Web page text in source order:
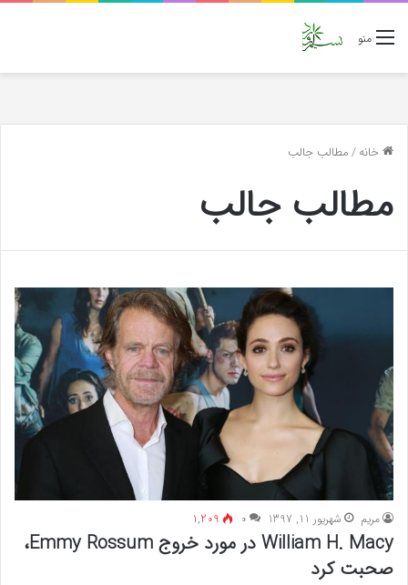
منو
خانه/مطالب جالب
مطالب جالب
مريم شهریور 11, 1397 ۰ 1,209
William H. Macy در مورد خروج Emmy Rossum،
صحبت کرد